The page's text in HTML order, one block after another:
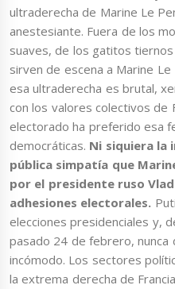
ultraderecha de Marine Le
anestesiante. Fuera de los
suaves, de los gatitos
sirven de escena a Marine
esa ultraderecha es brutal,
con los valores colectivos de
electorado ha preferido esa
democráticas. Ni siquiera la
pública simpatía que
por el presidente ruso
adhesiones electorales.
elecciones presidenciales y,
pasado 24 de febrero, nunca
incómodo. Los sectores
la extrema derecha de